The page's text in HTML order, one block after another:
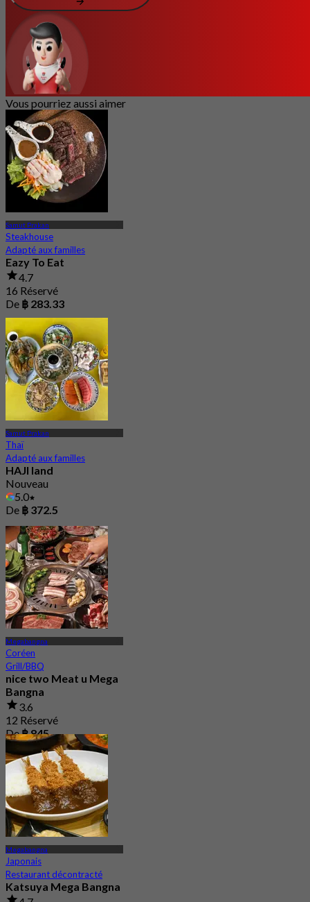
Vous pourriez aussi aimer
Samut Prakan
Steakhouse
Adapté aux familles
Eazy To Eat
4.7
16 Réservé
De ฿ 283.33
Samut Prakan
Thaï
Adapté aux familles
HAJI land
Nouveau
5.0
De ฿ 372.5
Megabangna
Coréen
Grill/BBQ
nice two Meat u Mega
Bangna
3.6
12 Réservé
De฿ 845
Megabangna
Japonais
Restaurant décontracté
Katsuya Mega Bangna